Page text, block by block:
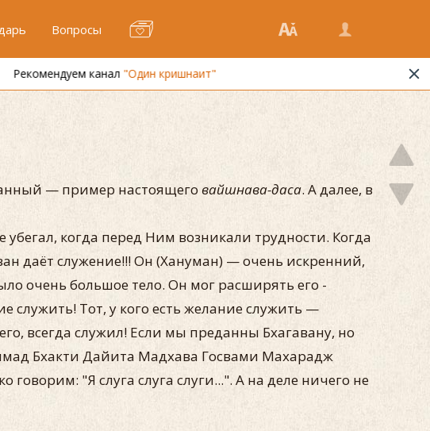
Вопросы
— пример настоящеговайшнава-даса. А далее, в
когда перед Ним возникали трудности. Когда
даёт служение!!! Он (Хануман) — очень искренний,
очень большое тело. Он мог расширять его -
служить! Тот, у кого есть желание служить —
всегда служил! Если мы преданны Бхагавану, но
Бхакти Дайита Мадхава Госвами Махарадж
"Я слуга слуга слуги...". А на деле ничего не